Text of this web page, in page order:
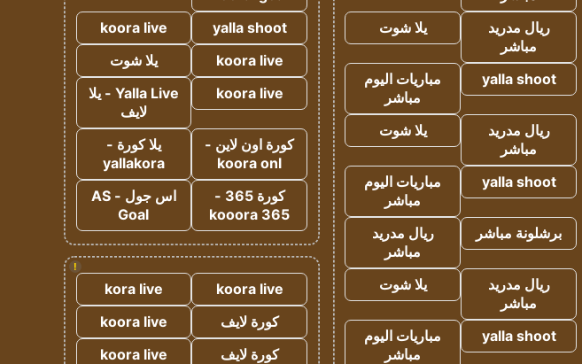
ريال مدريد
مباشر
يلا شوت
yalla shoot
مباريات اليوم
مباشر
ريال مدريد
مباشر
يلا شوت
yalla shoot
مباريات اليوم
مباشر
برشلونة مباشر
ريال مدريد
مباشر
ريال مدريد
مباشر
يلا شوت
yalla shoot
مباريات اليوم
مباشر
yalla shoot
koora live
koora live
يلا شوت
koora live
Yalla Live - يلا
لايف
كورة اون لاين -
koora onl
يلا كورة -
yallakora
كورة 365 -
kooora 365
اس جول - AS
Goal
!
koora live
kora live
كورة لايف
koora live
كورة لايف
koora live